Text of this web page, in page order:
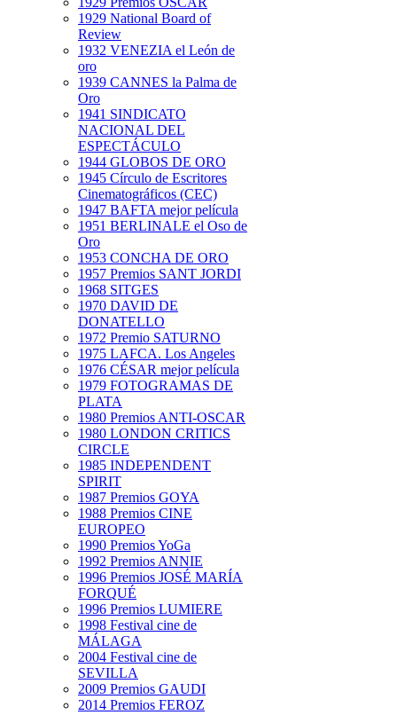
1929 National Board of
Review
1932 VENEZIA el León de
oro
1939 CANNES la Palma de
Oro
1941 SINDICATO
NACIONAL DEL
ESPECTÁCULO
1944 GLOBOS DE ORO
1945 Círculo de Escritores
Cinematográficos (CEC)
1947 BAFTA mejor película
1951 BERLINALE el Oso de
Oro
1953 CONCHA DE ORO
1957 Premios SANT JORDI
1968 SITGES
1970 DAVID DE
DONATELLO
1972 Premio SATURNO
1975 LAFCA. Los Angeles
1976 CÉSAR mejor película
1979 FOTOGRAMAS DE
PLATA
1980 Premios ANTI-OSCAR
1980 LONDON CRITICS
CIRCLE
1985 INDEPENDENT
SPIRIT
1987 Premios GOYA
1988 Premios CINE
EUROPEO
1990 Premios YoGa
1992 Premios ANNIE
1996 Premios JOSÉ MARÍA
FORQUÉ
1996 Premios LUMIERE
1998 Festival cine de
MÁLAGA
2004 Festival cine de
SEVILLA
2009 Premios GAUDI
2014 Premios FEROZ